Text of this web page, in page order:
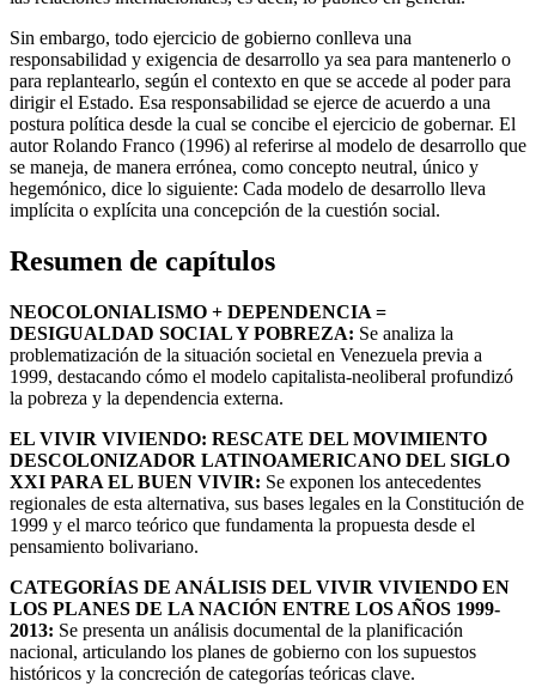
Sin embargo, todo ejercicio de gobierno conlleva una
responsabilidad y exigencia de desarrollo ya sea para mantenerlo o
para replantearlo, según el contexto en que se accede al poder para
dirigir el Estado. Esa responsabilidad se ejerce de acuerdo a una
postura política desde la cual se concibe el ejercicio de gobernar. El
autor Rolando Franco (1996) al referirse al modelo de desarrollo que
se maneja, de manera errónea, como concepto neutral, único y
hegemónico, dice lo siguiente: Cada modelo de desarrollo lleva
implícita o explícita una concepción de la cuestión social.
Resumen de capítulos
NEOCOLONIALISMO + DEPENDENCIA =
DESIGUALDAD SOCIAL Y POBREZA: Se analiza la
problematización de la situación societal en Venezuela previa a
1999, destacando cómo el modelo capitalista-neoliberal profundizó
la pobreza y la dependencia externa.
EL VIVIR VIVIENDO: RESCATE DEL MOVIMIENTO
DESCOLONIZADOR LATINOAMERICANO DEL SIGLO
XXI PARA EL BUEN VIVIR: Se exponen los antecedentes
regionales de esta alternativa, sus bases legales en la Constitución de
1999 y el marco teórico que fundamenta la propuesta desde el
pensamiento bolivariano.
CATEGORÍAS DE ANÁLISIS DEL VIVIR VIVIENDO EN
LOS PLANES DE LA NACIÓN ENTRE LOS AÑOS 1999-
2013: Se presenta un análisis documental de la planificación
nacional, articulando los planes de gobierno con los supuestos
históricos y la concreción de categorías teóricas clave.